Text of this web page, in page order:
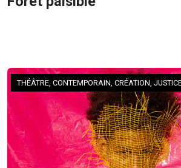
THÉÂTRE, CONTEMPORAIN, CRÉATION,